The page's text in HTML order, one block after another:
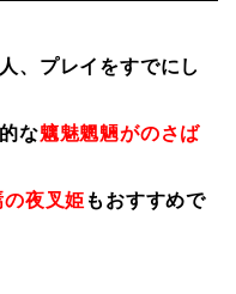
、プレイをすでにし
な魑魅魍魎がのさば
夜叉姫 もおすすめで